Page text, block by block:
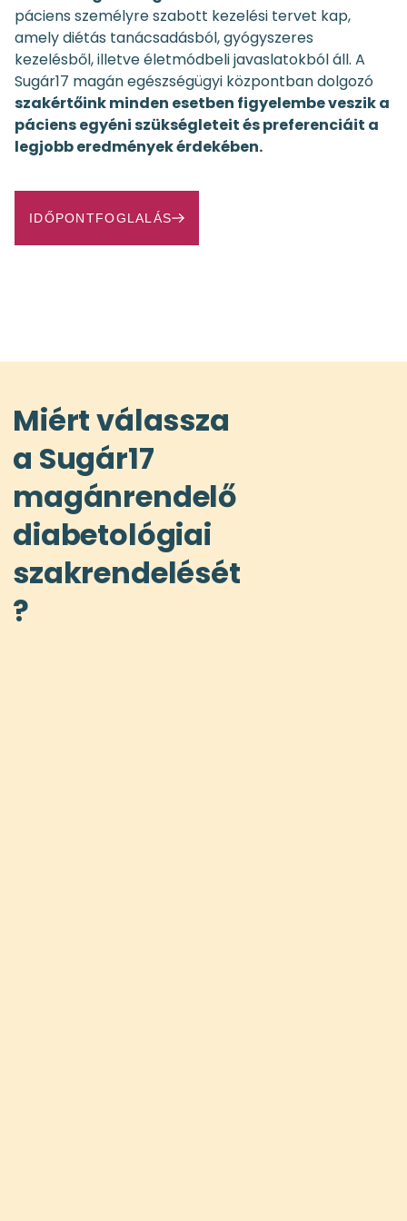
páciens személyre szabott kezelési tervet kap,
amely diétás tanácsadásból, gyógyszeres
kezelésből, illetve életmódbeli javaslatokból áll. A
Sugár17 magán egészségügyi központban dolgozó
szakértőink minden esetben figyelembe veszik a
páciens egyéni szükségleteit és preferenciáit a
legjobb eredmények érdekében.
IDŐPONTFOGLALÁS
Miért válassza
a Sugár17
magánrendelő
diabetológiai
szakrendelését
?